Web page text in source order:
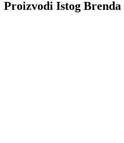
Proizvodi Istog Brenda